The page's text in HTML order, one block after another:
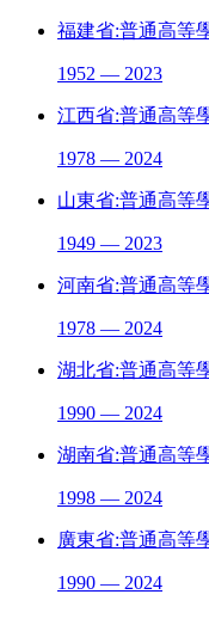
福建省:普通高等
1952 — 2023
江西省:普通高等
1978 — 2024
山東省:普通高等
1949 — 2023
河南省:普通高等
1978 — 2024
湖北省:普通高等
1990 — 2024
湖南省:普通高等
1998 — 2024
廣東省:普通高等
1990 — 2024